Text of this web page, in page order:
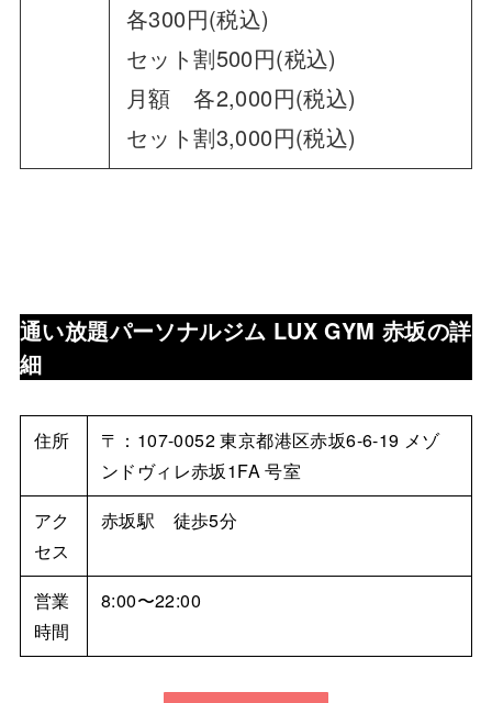
各300円(税込)
セット割500円(税込)
月額 各2,000円(税込)
セット割3,000円(税込)
通い放題パーソナルジム LUX GYM 赤坂の詳
細
住所
〒：107-0052 東京都港区赤坂6-6-19 メゾ
ンドヴィレ赤坂1FA 号室
アク
セス
赤坂駅 徒歩5分
営業
時間
8:00〜22:00​